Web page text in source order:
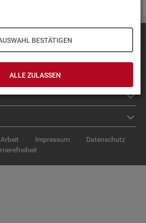
BESTÄTIGEN
ALLE ZULASSEN
Impressum
Datenschutz